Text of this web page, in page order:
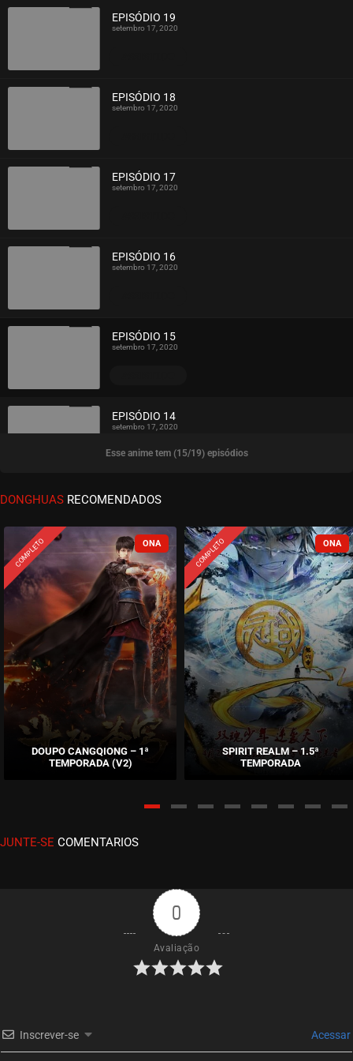
EPISÓDIO 19
setembro 17, 2020
EPISÓDIO 18
setembro 17, 2020
EPISÓDIO 17
setembro 17, 2020
EPISÓDIO 16
setembro 17, 2020
EPISÓDIO 15
setembro 17, 2020
ASSISTIDO
EPISÓDIO 14
setembro 17, 2020
ASSISTIDO
EPISÓDIO 13
ASSISTIDO
EPISÓDIO 12
setembro 17, 2020
ASSISTIDO
EPISÓDIO 11
setembro 17, 2020
EPISÓDIO 10
setembro 17, 2020
ASSISTIDO
EPISÓDIO 08
setembro 17, 2020
EPISÓDIO 07
EPISÓDIO 06
Esse anime tem (15/19) episódios
DONGHUAS RECOMENDADOS
COMPLETO
DOUPO CANGQIONG – 1ª
TEMPORADA (V2)
COMPLETO
SPIRIT REALM – 1.5ª
TEMPORADA
JUNTE-SE COMENTARIOS
0
Avaliação
Inscrever-se Acessar